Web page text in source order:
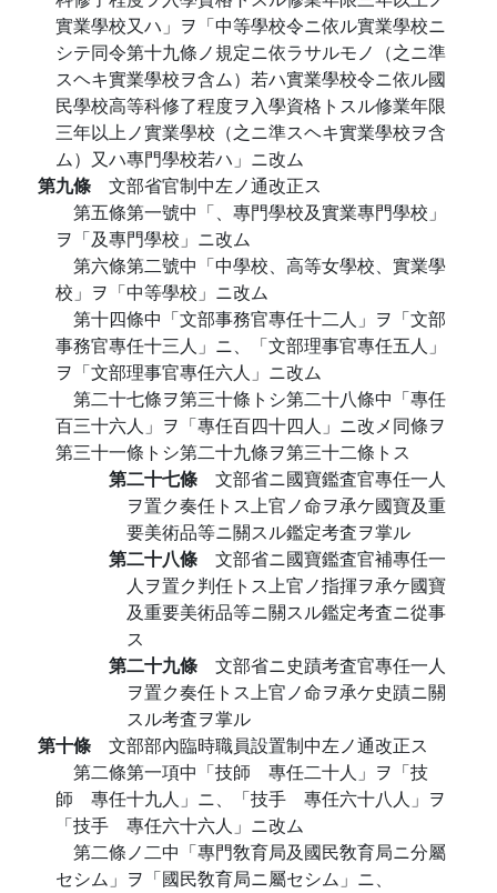
實業學校又ハ」ヲ「中等學校令ニ依ル實業學校ニ
シテ同令第十九條ノ規定ニ依ラサルモノ（之ニ準
スヘキ實業學校ヲ含ム）若ハ實業學校令ニ依ル國
民學校高等科修了程度ヲ入學資格トスル修業年限
三年以上ノ實業學校（之ニ準スヘキ實業學校ヲ含
ム）又ハ專門學校若ハ」ニ改ム
第九條 文部省官制中左ノ通改正ス
第五條第一號中「、專門學校及實業專門學校」
ヲ「及專門學校」ニ改ム
第六條第二號中「中學校、高等女學校、實業學
校」ヲ「中等學校」ニ改ム
第十四條中「文部事務官專任十二人」ヲ「文部
事務官專任十三人」ニ、「文部理事官專任五人」
ヲ「文部理事官專任六人」ニ改ム
第二十七條ヲ第三十條トシ第二十八條中「專任
百三十六人」ヲ「專任百四十四人」ニ改メ同條ヲ
第三十一條トシ第二十九條ヲ第三十二條トス
第二十七條 文部省ニ國寶鑑査官專任一人
ヲ置ク奏任トス上官ノ命ヲ承ケ國寶及重
要美術品等ニ關スル鑑定考査ヲ掌ル
第二十八條 文部省ニ國寶鑑査官補專任一
人ヲ置ク判任トス上官ノ指揮ヲ承ケ國寶
及重要美術品等ニ關スル鑑定考査ニ從事
ス
第二十九條 文部省ニ史蹟考査官專任一人
ヲ置ク奏任トス上官ノ命ヲ承ケ史蹟ニ關
スル考査ヲ掌ル
第十條 文部部內臨時職員設置制中左ノ通改正ス
第二條第一項中「技師 專任二十人」ヲ「技
師 專任十九人」ニ、「技手 專任六十八人」ヲ
「技手 專任六十六人」ニ改ム
第二條ノ二中「專門敎育局及國民敎育局ニ分屬
セシム」ヲ「國民敎育局ニ屬セシム」ニ、